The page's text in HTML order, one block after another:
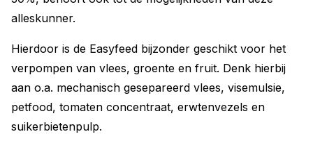
alleskunner.
Hierdoor is de Easyfeed bijzonder geschikt voor het
verpompen van vlees, groente en fruit. Denk hierbij
aan o.a. mechanisch gesepareerd vlees, visemulsie,
petfood, tomaten concentraat, erwtenvezels en
suikerbietenpulp.